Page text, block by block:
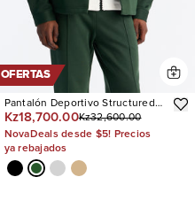
OFERTAS
Pantalón Deportivo Structured
Fleece Pintuck Slim Flare
Kz18,700.00Kz32,600.00
NovaDeals desde $5! Precios
ya rebajados